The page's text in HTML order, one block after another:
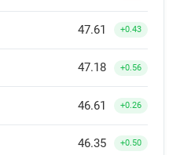
47.61 +0.43
47.18 +0.56
46.61 +0.26
46.35 +0.50